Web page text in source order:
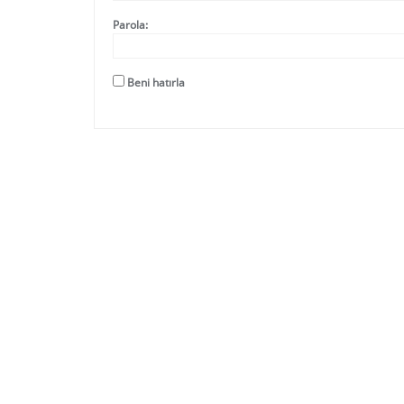
Parola:
Beni hatırla